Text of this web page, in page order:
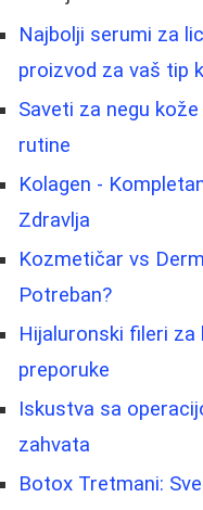
Najbolji serumi za
proizvod za vaš tip
Saveti za negu
rutine
Kolagen -
Zdravlja
Kozmetičar vs
Potreban?
Hijaluronski fileri za
preporuke
Iskustva sa
zahvata
Botox Tretmani: